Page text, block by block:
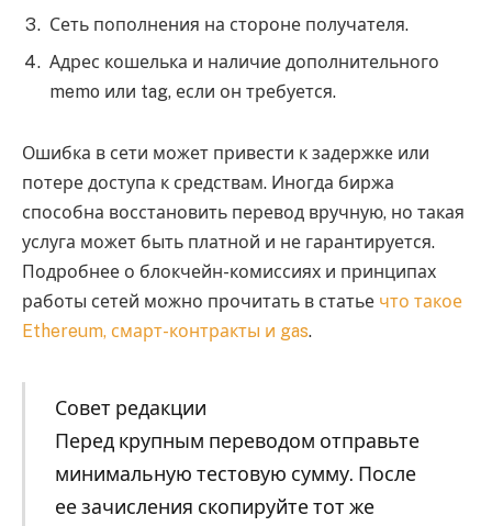
Сеть пополнения на стороне получателя.
Адрес кошелька и наличие дополнительного
memo или tag, если он требуется.
Ошибка в сети может привести к задержке или
потере доступа к средствам. Иногда биржа
способна восстановить перевод вручную, но такая
услуга может быть платной и не гарантируется.
Подробнее о блокчейн-комиссиях и принципах
работы сетей можно прочитать в статье что такое
Ethereum, смарт-контракты и gas.
Совет редакции
Перед крупным переводом отправьте
минимальную тестовую сумму. После
ее зачисления скопируйте тот же